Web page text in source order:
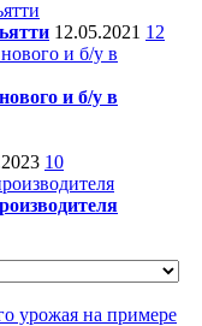
12.05.2021 12
и б/у в
10